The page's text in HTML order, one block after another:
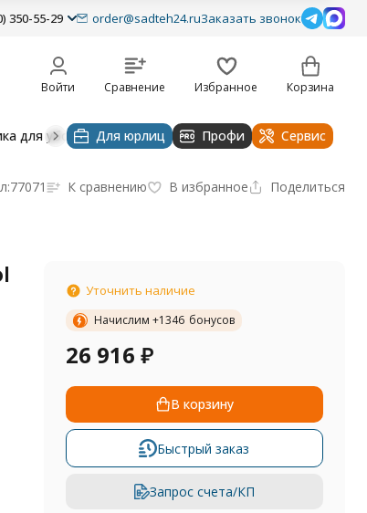
350-55-29 order@sadteh24.ruЗаказать звонок
Войти Сравнение Избранное Корзина
для уборки Строительная техника
Для юрлиц Профи Сервис
77071 К сравнению В избранное Поделиться
Уточнить наличие
Начислим +1346 бонусов
26 916 ₽
В корзину
Быстрый заказ
Запрос счета/КП